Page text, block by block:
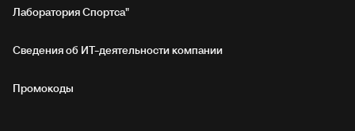
Лаборатория Спортса"
Сведения об ИТ‑деятельности компании
Промокоды